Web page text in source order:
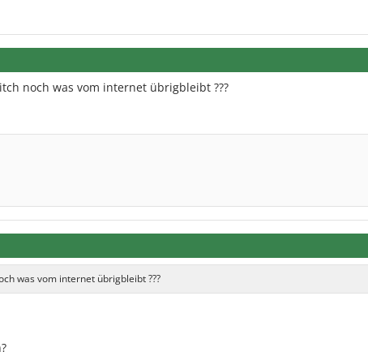
noch was vom internet übrigbleibt ???
was vom internet übrigbleibt ???